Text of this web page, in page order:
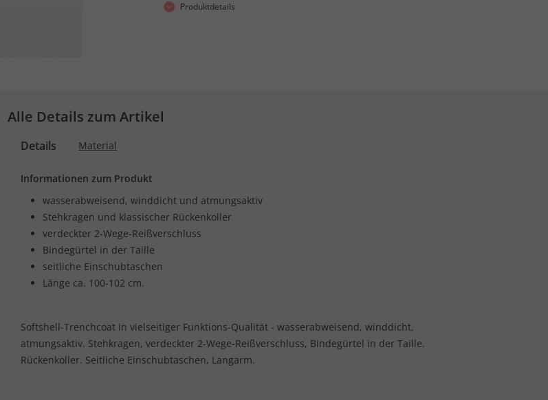
Produktdetails
Alle Details zum Artikel
Details Material
Informationen zum Produkt
wasserabweisend, winddicht und atmungsaktiv
Stehkragen und klassischer Rückenkoller
verdeckter 2-Wege-Reißverschluss
Bindegürtel in der Taille
seitliche Einschubtaschen
Länge ca. 100-102 cm.
Softshell-Trenchcoat in vielseitiger Funktions-Qualität - wasserabweisend, winddicht,
atmungsaktiv. Stehkragen, verdeckter 2-Wege-Reißverschluss, Bindegürtel in der Taille.
Rückenkoller. Seitliche Einschubtaschen, Langarm.